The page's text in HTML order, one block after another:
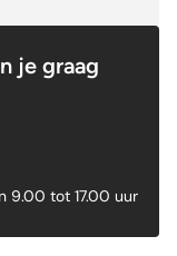
je graag
9.00 tot 17.00 uur